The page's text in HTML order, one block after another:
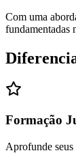
Com uma
fundamentadas
Formação
Aprofunde